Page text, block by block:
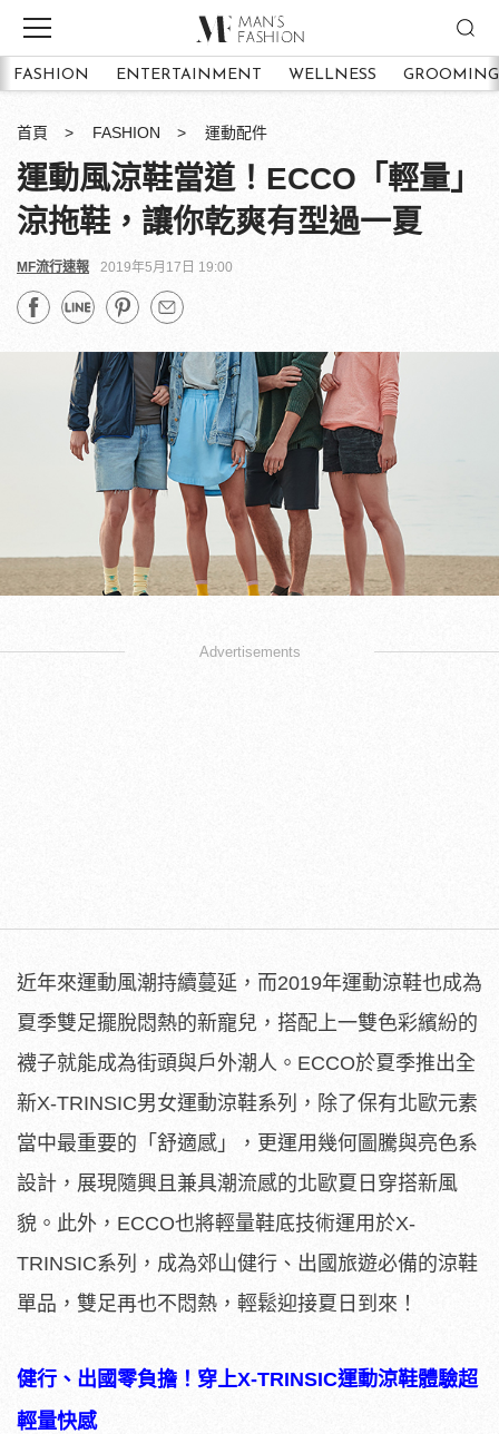
FASHION ENTERTAINMENT WELLNESS GROOMING
首頁 FASHION 運動配件
運動風涼鞋當道！ECCO「輕量」
涼拖鞋，讓你乾爽有型過一夏
MF流行速報 2019年5月17日 19:00
Advertisements
近年來運動風潮持續蔓延，而2019年運動涼鞋也成為
夏季雙足擺脫悶熱的新寵兒，搭配上一雙色彩繽紛的
襪子就能成為街頭與戶外潮人。ECCO於夏季推出全
新X-TRINSIC男女運動涼鞋系列，除了保有北歐元素
當中最重要的「舒適感」，更運用幾何圖騰與亮色系
設計，展現隨興且兼具潮流感的北歐夏日穿搭新風
貌。此外，ECCO也將輕量鞋底技術運用於X-
TRINSIC系列，成為郊山健行、出國旅遊必備的涼鞋
單品，雙足再也不悶熱，輕鬆迎接夏日到來！
健行、出國零負擔！穿上X-TRINSIC運動涼鞋體驗超
輕量快感